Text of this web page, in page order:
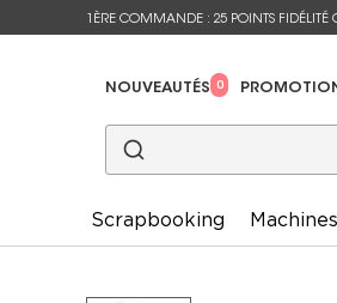
1ÈRE COMMANDE : 25 POINTS FIDÉLITÉ
NOUVEAUTÉS 0
Scrapbooking